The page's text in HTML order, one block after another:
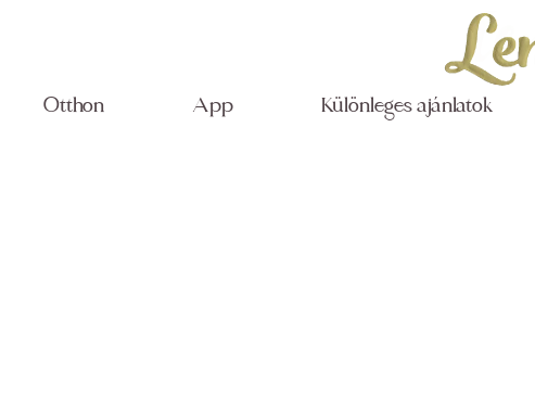
Otthon App Különleges ajánlatok